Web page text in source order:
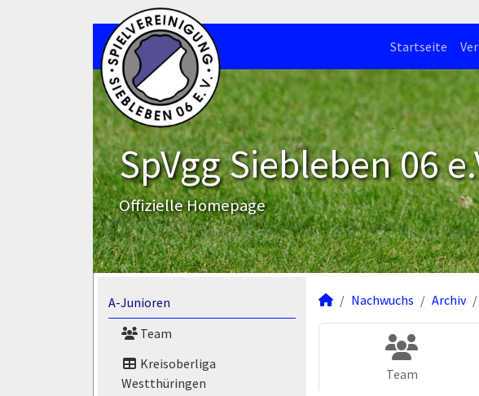
Startseite
SpVgg Siebleben 06
Offizielle Homepage
A-Junioren
Team
Kreisoberliga
Westthüringen
Nachwuchs Archiv
Team